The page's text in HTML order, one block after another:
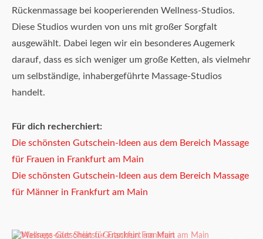
Rückenmassage bei kooperierenden Wellness-Studios.
Diese Studios wurden von uns mit großer Sorgfalt
ausgewählt. Dabei legen wir ein besonderes Augemerk
darauf, dass es sich weniger um große Ketten, als vielmehr
um selbständige, inhabergeführte Massage-Studios
handelt.
Für dich recherchiert:
Die schönsten Gutschein-Ideen aus dem Bereich Massage
für Frauen in Frankfurt am Main
Die schönsten Gutschein-Ideen aus dem Bereich Massage
für Männer in Frankfurt am Main